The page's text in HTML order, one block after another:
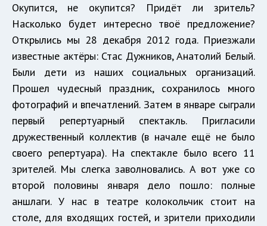
Окупится, не окупится? Придёт ли зритель?
Насколько будет интересно твоё предложение?
Открылись мы 28 декабря 2012 года. Приезжали
известные актёры: Стас Дужников, Анатолий Белый.
Были дети из наших социальных организаций.
Прошел чудесный праздник, сохранилось много
фотографий и впечатлений. Затем в январе сыграли
первый репертуарный спектакль. Пригласили
дружественный коллектив (в начале ещё не было
своего репертуара). На спектакле было всего 11
зрителей. Мы слегка заволновались. А вот уже со
второй половины января дело пошло: полные
аншлаги. У нас в театре колокольчик стоит на
столе, для входящих гостей, и зрители приходили